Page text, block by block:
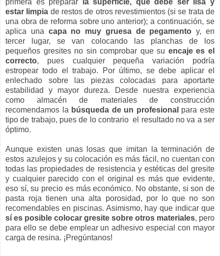
primera es preparar
la superficie, que debe ser lisa y
estar limpia de restos de otros revestimientos (si se trata de
una obra de reforma sobre uno anterior); a continuación, se
aplica una capa no muy gruesa de pegamentoy, en
tercer lugar, se van colocando las planchas de los
pequeños gresites no sin comprobar que su encaje es el
correcto, pues cualquier pequeña variación podría
estropear todo el trabajo. Por último, se debe aplicar el
enlechado sobre las piezas colocadas para aportarte
estabilidad y mayor dureza. Desde nuestra experiencia
como almacén de materiales de construcción
recomendamos la búsqueda de un profesional para este
tipo de trabajo, pues de lo contrario el resultado no va a ser
óptimo.
Aunque existen unas losas que imitan la terminación de
estos azulejos y su colocación es más fácil, no cuentan con
todas las propiedades de resistencia y estéticas del gresite
y cualquier parecido con el original es más que evidente,
eso sí, su precio es más económico. No obstante, si son de
pasta roja tienen una alta porosidad, por lo que no son
recomendables en piscinas. Asimismo, hay que indicar que
sí es posible colocar gresite sobre otros materiales, pero
para ello se debe emplear un adhesivo especial con mayor
carga de resina. ¡Pregúntanos!